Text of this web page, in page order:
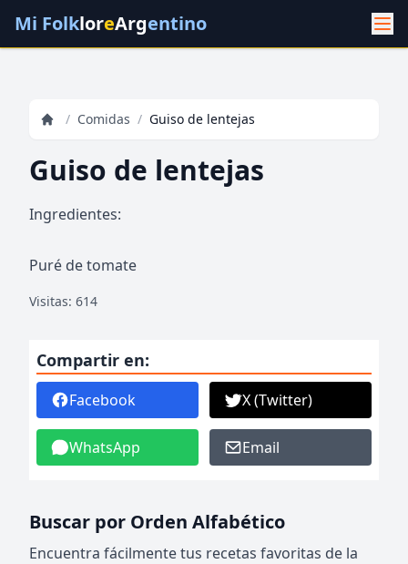
Mi FolkloreArgentino
/ Comidas / Guiso de lentejas
Guiso de lentejas
Ingredientes:
Puré de tomate
Visitas: 614
Compartir en:
Facebook X (Twitter)
WhatsApp Email
Buscar por Orden Alfabético
Encuentra fácilmente tus recetas favoritas de la